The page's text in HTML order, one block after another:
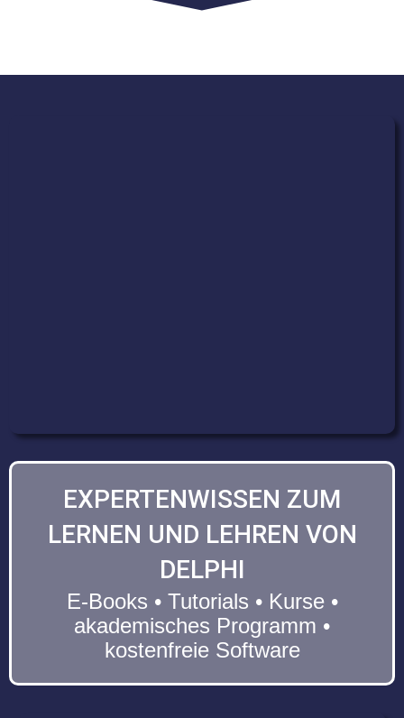
EXPERTENWISSEN ZUM
LERNEN UND LEHREN VON
DELPHI
E-Books • Tutorials • Kurse •
akademisches Programm •
kostenfreie Software